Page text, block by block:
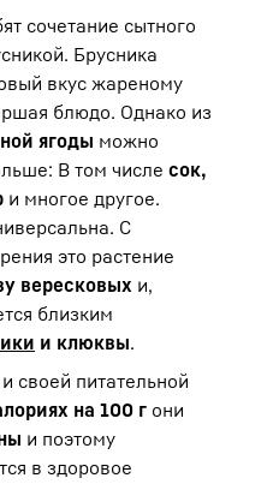
сочетание сытного
Брусника
вкус жареному
блюдо. Однако из
ягоды можно
В том числе сок,
и многое другое.
С
это растение
вересковых и,
близким
и клюквы.
своей питательной
на 100 г они
и поэтому
в здоровое